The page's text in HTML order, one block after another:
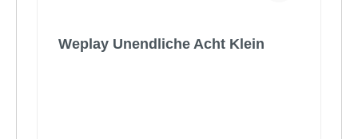
Weplay Unendliche Acht Klein